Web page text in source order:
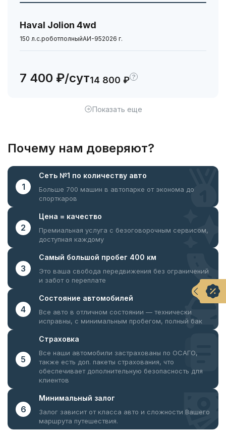
Haval Jolion 4wd
150 л.с.роботполныйАИ-952026 г.
7 400 ₽/сут14 800 ₽ ?
Показать еще
Почему нам доверяют?
1
Сеть №1 по количеству авто
Больше 700 машин в автопарке от эконома до
спорткаров
2
Цена = качество
Премиальная услуга с безоговорочным сервисом,
доступная каждому
3
Самый большой пробег 400 км
Это ваша свобода передвижения без ограничений
и забот о переплате
4
Состояние автомобилей
Все авто в отличном состоянии — технически
исправны, с минимальным пробегом, полный бак
5
Страховка
Все наши автомобили застрахованы по ОСАГО,
также есть доп. пакеты страхования, что
обеспечивает дополнительную безопасность для
клиентов
6
Минимальный залог
Залог зависит от класса авто и сложности Вашего
маршрута путешествия.